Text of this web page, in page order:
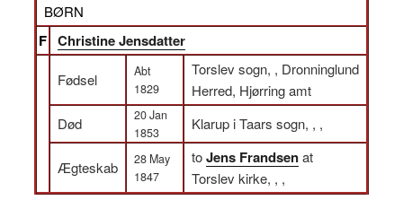
BØRN
F Christine Jensdatter
Fødsel
Abt
1829
Torslev sogn, , Dronninglund
Herred, Hjørring amt
Død
20 Jan
1853
Klarup i Taars sogn, , ,
Ægteskab
28 May
1847
toJens Frandsenat
Torslev kirke, , ,